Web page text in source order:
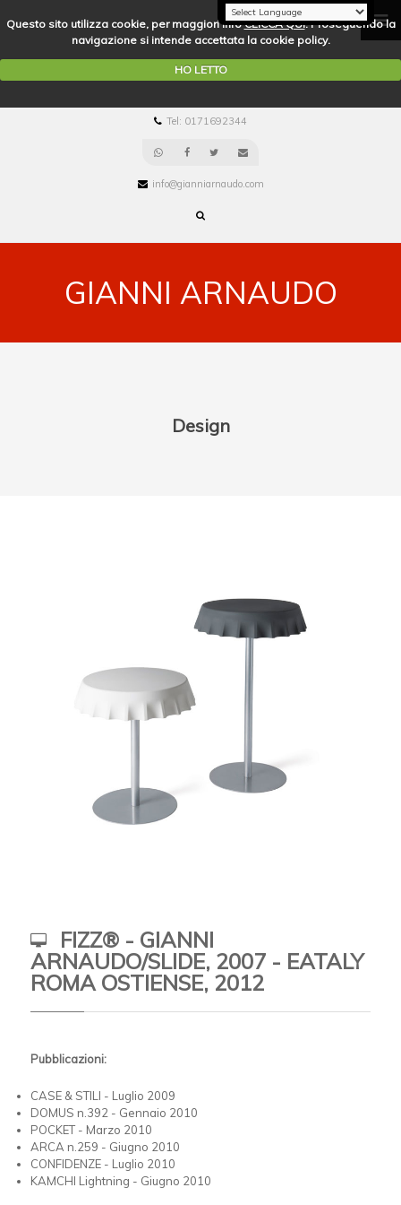
Questo sito utilizza cookie, per maggiori infoCLICCA QUI. Proseguendo la
navigazione si intende accettata la cookie policy.
HO LETTO
Tel: 0171692344
info@gianniarnaudo.com
GIANNI ARNAUDO
Design
FIZZ® - GIANNI
ARNAUDO/SLIDE, 2007 - EATALY
ROMA OSTIENSE, 2012
Pubblicazioni:
CASE & STILI - Luglio 2009
DOMUS n.392 - Gennaio 2010
POCKET - Marzo 2010
ARCA n.259 - Giugno 2010
CONFIDENZE - Luglio 2010
KAMCHI Lightning - Giugno 2010